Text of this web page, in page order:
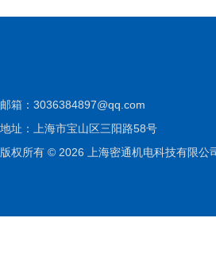
邮箱： 3036384897@qq.com
地址：上海市宝山区三阳路58号
版权所有 © 2026 上海密通机电科技有限公